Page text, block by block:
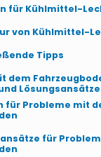
für Kühlmittel-
von Kühlmittel-
Tipps
dem
Lösungsansätze
für Probleme mit
für